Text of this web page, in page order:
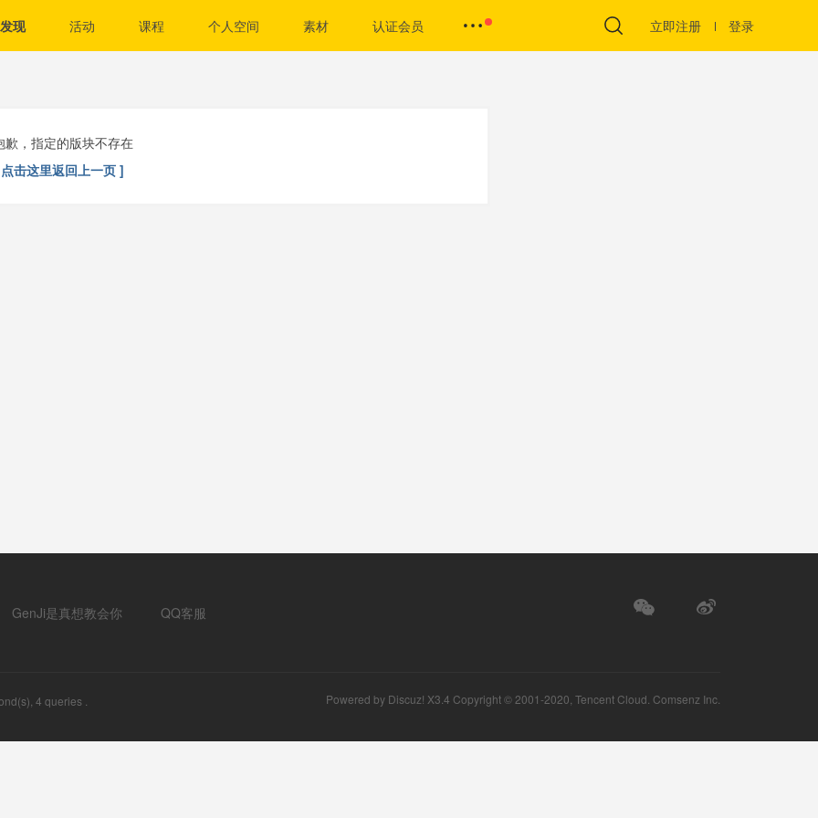
发现 活动 课程 个人空间 素材 认证会员 立即注册 登录
歉，指定的版块不存在
击这里返回上一页 ]
GenJi是真想教会你 QQ客服
4 queries . Powered by Discuz! X3.4 Copyright © 2001-2020, Tencent Cloud. Comsenz Inc.